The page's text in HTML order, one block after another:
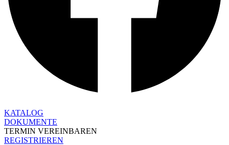
KATALOG
DOKUMENTE
TERMIN VEREINBAREN
REGISTRIEREN